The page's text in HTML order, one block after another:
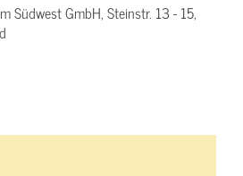
Südwest GmbH, Steinstr. 13 - 15,